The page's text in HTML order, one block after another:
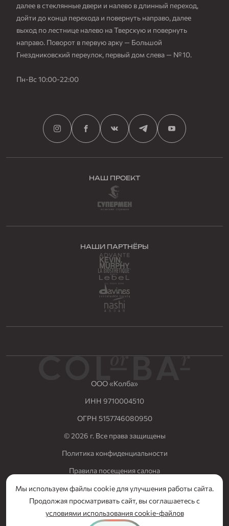
В ПОДАРОК
далее в стеклянные двери и налево в длинный переход,
дойти до конца перехода и повернуть направо, далее
выход по лестнице налево на Тверскую и повернуть
направо. Поворот в первую арку — Большой
Гнездниковский переулок, первый дом слева — № 10.
Пн-Вс 10:00-22:00
НАШ ПРОЕКТ
НАШИ ПАРТНЁРЫ
ООО «Колба»
ИНН 9710004510
ОГРН 5157746080950
© 2026 г. Все права защищены
Политика конфиденциальности
Правила посещения салона
Разработка сайта Nuts Digital
Мы используем файлы cookie для улучшения работы сайта.
Продолжая просматривать сайт, вы соглашаетесь с
условиями использования cookie-файлов